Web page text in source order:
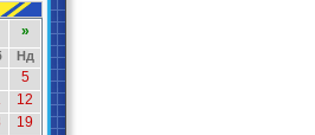
»
Нд
5
12
19